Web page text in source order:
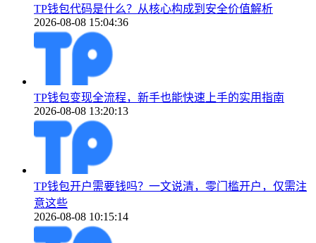
TP钱包代码是什么？从核心构成到安全价值解析
2026-08-08 15:04:36
TP钱包变现全流程，新手也能快速上手的实用指南
2026-08-08 13:20:13
TP钱包开户需要钱吗？一文说清，零门槛开户，仅需注
意这些
2026-08-08 10:15:14